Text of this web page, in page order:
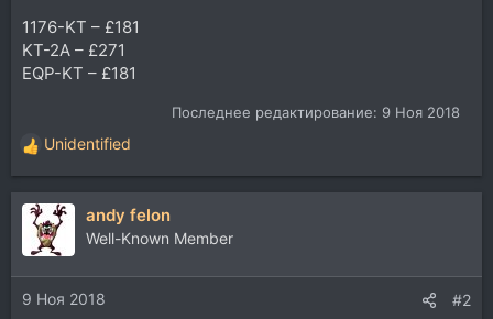
1176-KT – £181
KT-2A – £271
EQP-KT – £181
Последнее редактирование: 9 Ноя 2018
Р
е
а
и
и
:
Unidentified
andy felon
Well-Known Member
9 Ноя 2018 #2